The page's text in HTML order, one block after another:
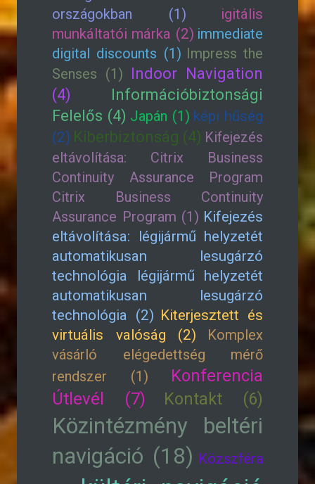
országokban (1)
igitális
munkáltatói márka (2) immediate
digital discounts (1) Impress the
Senses (1) Indoor Navigation
(4)
Információbiztonsági
Felelős (4) Japán (1) képi hűség
(2) Kiberbiztonság (4) Kifejezés
eltávolítása: Citrix Business
Continuity Assurance Program
Citrix Business Continuity
Assurance Program (1) Kifejezés
eltávolítása: légijármű helyzetét
automatikusan lesugárzó
technológia légijármű helyzetét
automatikusan lesugárzó
technológia (2) Kiterjesztett és
virtuális valóság (2)
Komplex
vásárló elégedettség mérő
rendszer (1)
Konferencia
Útlevél (7)
Kontakt (6)
Közintézmény beltéri
navigáció (18) Közszféra